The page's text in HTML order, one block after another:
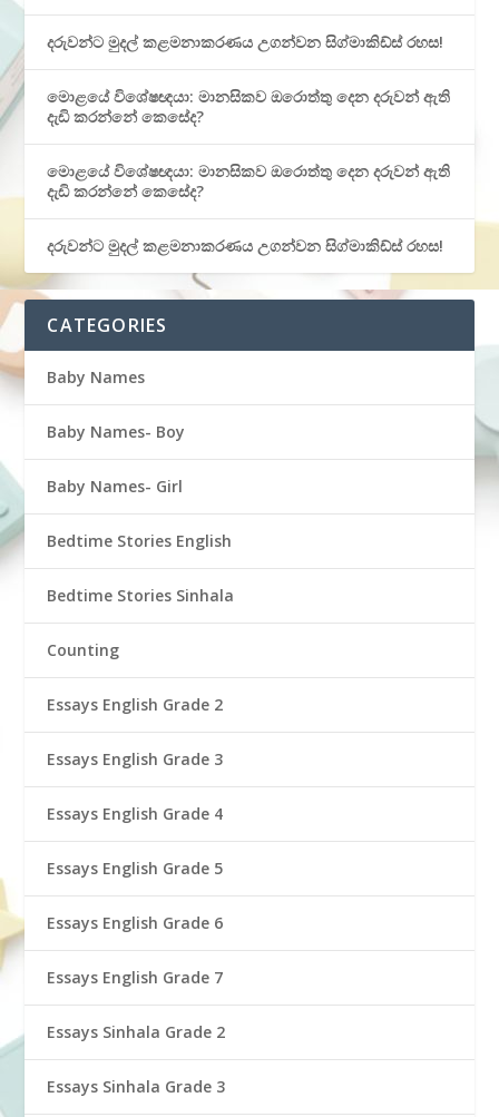
දරුවන්ට මුදල් කළමනාකරණය උගන්වන සිග්මාකිඩ්ස් රහස!
මොළයේ විශේෂඥයා: මානසිකව ඔරොත්තු දෙන දරුවන් ඇති
දැඩි කරන්නේ කෙසේද?
මොළයේ විශේෂඥයා: මානසිකව ඔරොත්තු දෙන දරුවන් ඇති
දැඩි කරන්නේ කෙසේද?
දරුවන්ට මුදල් කළමනාකරණය උගන්වන සිග්මාකිඩ්ස් රහස!
CATEGORIES
Baby Names
Baby Names- Boy
Baby Names- Girl
Bedtime Stories English
Bedtime Stories Sinhala
Counting
Essays English Grade 2
Essays English Grade 3
Essays English Grade 4
Essays English Grade 5
Essays English Grade 6
Essays English Grade 7
Essays Sinhala Grade 2
Essays Sinhala Grade 3